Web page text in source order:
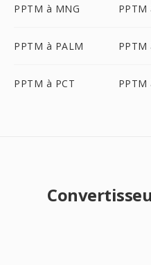
PPTM à MNG PPTM
PPTM à PALM PPTM
PPTM à PCT PPTM